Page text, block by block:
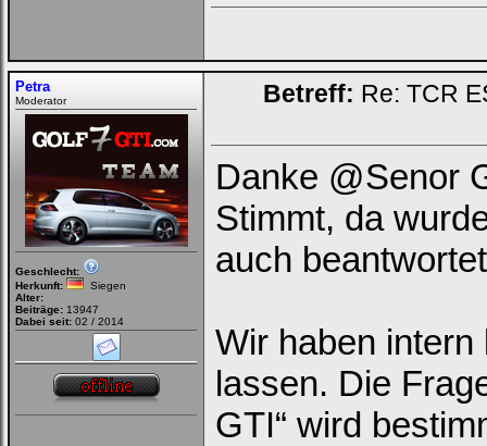
Petra
Moderator
Geschlecht:
Herkunft:
Siegen
Alter:
Beiträge: 13947
Dabei seit: 02 / 2014
Betreff: Re: TCR
Danke @Senor
Stimmt, da
auch
Wir haben
lassen. Die
GTI“ wird